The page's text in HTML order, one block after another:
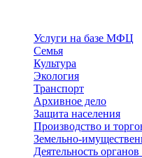
Услуги на базе МФЦ
Семья
Культура
Экология
Транспорт
Архивное дело
Защита населения
Производство и
Земельно-
Деятельность